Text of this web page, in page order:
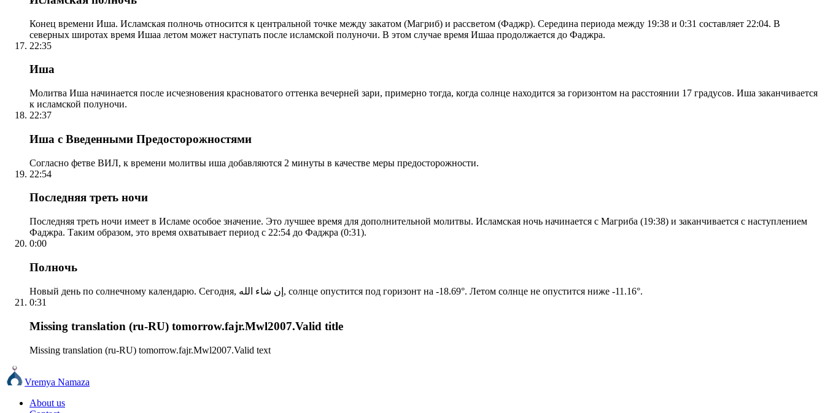
Конец времени Иша. Исламская полночь относится к центральной точке между закатом (Магриб) и рассветом (Фаджр). Середина периода между 19:38 и 0:31 составляет 22:04. В
северных широтах время Ишаа летом может наступать после исламской полуночи. В этом случае время Ишаа продолжается до Фаджра.
22:35
Иша
Молитва Иша начинается после исчезновения красноватого оттенка вечерней зари, примерно тогда, когда солнце находится за горизонтом на расстоянии 17 градусов. Иша заканчивается
к исламской полуночи.
22:37
Иша с Введенными Предосторожностями
Согласно фетве ВИЛ, к времени молитвы иша добавляются 2 минуты в качестве меры предосторожности.
22:54
Последняя треть ночи
Последняя треть ночи имеет в Исламе особое значение. Это лучшее время для дополнительной молитвы. Исламская ночь начинается с Магриба (19:38) и заканчивается с наступлением
Фаджра. Таким образом, это время охватывает период с 22:54 до Фаджра (0:31).
0:00
Полночь
Новый день по солнечному календарю. Сегодня, إن شاء الله, солнце опустится под горизонт на -18.69°. Летом солнце не опустится ниже -11.16°.
0:31
Missing translation (ru-RU) tomorrow.fajr.Mwl2007.Valid title
Missing translation (ru-RU) tomorrow.fajr.Mwl2007.Valid text
Vremya Namaza
About us